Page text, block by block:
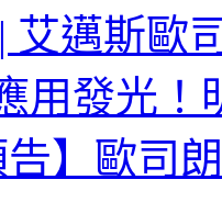
艾邁斯歐
用發光！
告】歐司